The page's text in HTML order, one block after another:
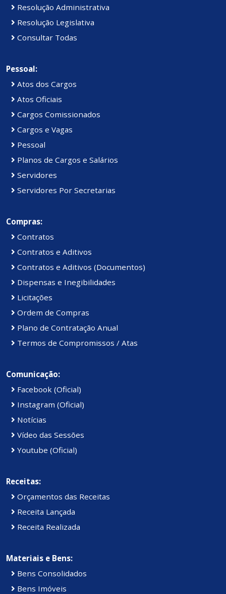
Resolução Administrativa
Resolução Legislativa
Consultar Todas
Pessoal:
Atos dos Cargos
Atos Oficiais
Cargos Comissionados
Cargos e Vagas
Pessoal
Planos de Cargos e Salários
Servidores
Servidores Por Secretarias
Compras:
Contratos
Contratos e Aditivos
Contratos e Aditivos (Documentos)
Dispensas e Inegibilidades
Licitações
Ordem de Compras
Plano de Contratação Anual
Termos de Compromissos / Atas
Comunicação:
Facebook (Oficial)
Instagram (Oficial)
Notícias
Vídeo das Sessões
Youtube (Oficial)
Receitas:
Orçamentos das Receitas
Receita Lançada
Receita Realizada
Materiais e Bens:
Bens Consolidados
Bens Imóveis